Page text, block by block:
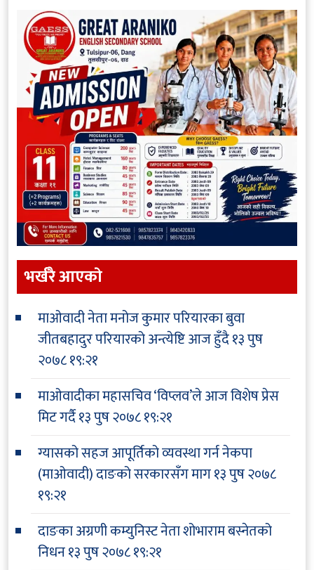
भर्खरै आएकाे
माओवादी नेता मनोज कुमार परियारका बुवा
जीतबहादुर परियारको अन्त्येष्टि आज हुँदै१३ पुष
२०७८ १९:२१
माओवादीका महासचिव ‘विप्लव’ले आज विशेष प्रेस
मिट गर्दै१३ पुष २०७८ १९:२१
ग्यासको सहज आपूर्तिको व्यवस्था गर्न नेकपा
(माओवादी) दाङको सरकारसँग माग१३ पुष २०७८
१९:२१
दाङका अग्रणी कम्युनिस्ट नेता शोभाराम बस्नेतको
निधन१३ पुष २०७८ १९:२१